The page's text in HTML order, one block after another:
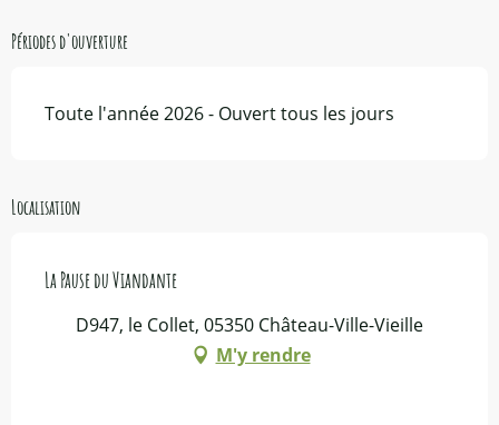
Périodes d'ouverture
Toute l'année 2026 - Ouvert tous les jours
Localisation
La Pause du Viandante
D947, le Collet, 05350 Château-Ville-Vieille
M'y rendre